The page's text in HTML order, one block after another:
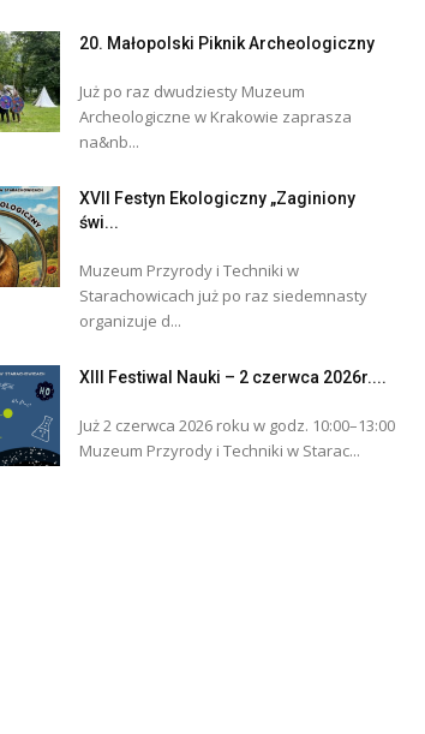
20. Małopolski Piknik Archeologiczny
Już po raz dwudziesty Muzeum
Archeologiczne w Krakowie zaprasza
na&nb...
XVII Festyn Ekologiczny „Zaginiony
świ...
Muzeum Przyrody i Techniki w
Starachowicach już po raz siedemnasty
organizuje d...
XIII Festiwal Nauki – 2 czerwca 2026r....
Już 2 czerwca 2026 roku w godz. 10:00–13:00
Muzeum Przyrody i Techniki w Starac...